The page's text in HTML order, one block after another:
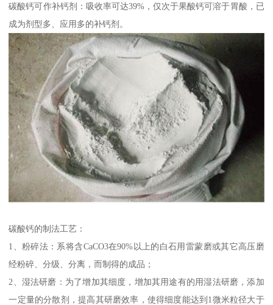
碳酸钙可作补钙剂：吸收率可达39%，仅次于果酸钙可溶于胃酸，已
成为剂型多、应用多的补钙剂。
碳酸钙的制法工艺：
1、粉碎法：系将含CaCO3在90%以上的白石用雷蒙磨或其它高压磨
经粉碎、分级、分离，而制得的成品；
2、湿法研磨：为了增加其细度，增加其用途有的用湿法研磨，添加
一定量的分散剂，提高其研磨效率，使得细度能达到1微米粒径大于